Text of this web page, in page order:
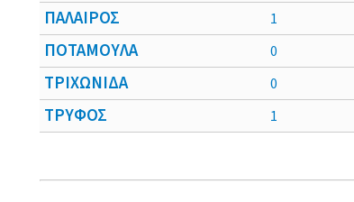
ΠΑΛΑΙΡΟΣ 1
ΠΟΤΑΜΟΥΛΑ 0
ΤΡΙΧΩΝΙΔΑ 0
ΤΡΥΦΟΣ 1